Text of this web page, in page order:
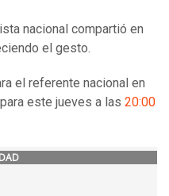
nacional compartió en
el gesto.
el referente nacional en
este jueves a las 20:00